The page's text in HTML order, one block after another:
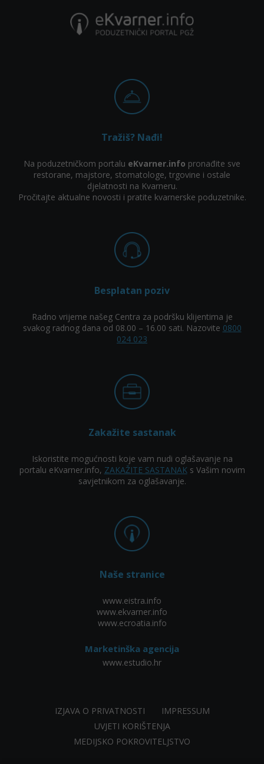
Tražiš? Nađi!
Na poduzetničkom portalu eKvarner.info pronađite sve
restorane, majstore, stomatologe, trgovine i ostale
djelatnosti na Kvarneru.
Pročitajte aktualne novosti i pratite kvarnerske poduzetnike.
Besplatan poziv
Radno vrijeme našeg Centra za podršku klijentima je
svakog radnog dana od 08.00 – 16.00 sati. Nazovite 0800
024 023
Zakažite sastanak
Iskoristite mogućnosti koje vam nudi oglašavanje na
portalu eKvarner.info, ZAKAŽITE SASTANAKs Vašim novim
savjetnikom za oglašavanje.
Naše stranice
www.eistra.info
www.ekvarner.info
www.ecroatia.info
Marketinška agencija
www.estudio.hr
IZJAVA O PRIVATNOSTI
IMPRESSUM
UVJETI KORIŠTENJA
MEDIJSKO POKROVITELJSTVO